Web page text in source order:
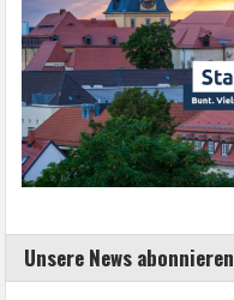
Unsere News abonnieren